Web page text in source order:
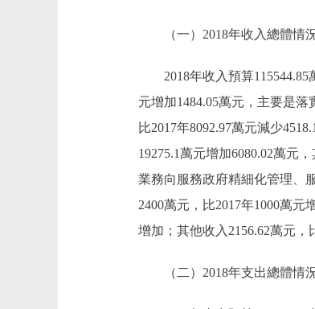
（一）2018年收入總體情
2018年收入預算115544.85萬
元增加1484.05萬元，主要是
比2017年8092.97萬元減少
19275.1萬元增加6080.02萬元
業務向服務政府精細化管理、
2400萬元，比2017年1000萬
增加；其他收入2156.62萬元，
（二）2018年支出總體情